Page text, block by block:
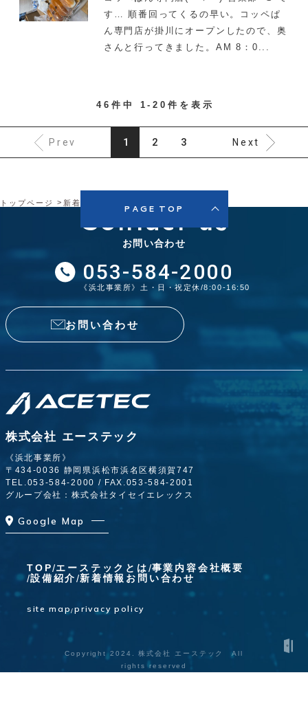
す… 順番回ってくるの早い。コッペぱ
ん専門店が掛川にオープンしたので、奥
さんと行ってきました。AM 8：0...
46件中 1-20件を表示
Prev 1 2 3 Next
トップページ 新着情報Contact us
お問い合わせ
053-584-2000
《浜北事業所》土・日・祝定休/8:00-16:50
お問い合わせ
株式会社 エーステック
《浜北事業所》
〒434-0036 静岡県浜松市浜名区横須賀747
TEL.053-584-2000 / FAX.053-584-2001
グループ会社：株式会社タイセイエレックス
Google Map
TOP エーステックとは 事業内容会社概要
設備紹介 新着情報 お問い合わせ
site map privacy policy
Copyright 2024. 株式会社 エーステック All
rights reserved
PAGE TOP